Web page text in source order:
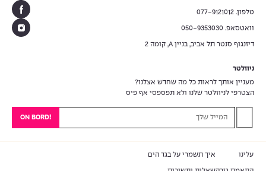
עוד
טלפון. 077-9121012
וואטסאפ. 050-9353030
דיזנגוף סנטר תל אביב, בניין A, קומה 2
ניוזלטר
מעניין אותך לראות כל מה שחדש אצלנו?
הצטרפי לניוזלטר שלנו ולא תפספסי אף פיס
עלינו איך תשמרי על בגד הים